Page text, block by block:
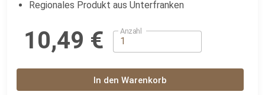
Regionales Produkt aus Unterfranken
10,49 € Anzahl
In den Warenkorb